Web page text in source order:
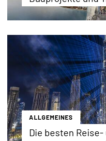
Was ist los in Dubai?
Trends und Bauprojekte
...mehr erfahren
ALLGEMEINES
Die besten